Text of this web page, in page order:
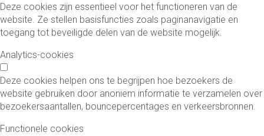
Deze cookies zijn essentieel voor het functioneren van de
website. Ze stellen basisfuncties zoals paginanavigatie en
toegang tot beveiligde delen van de website mogelijk.
Analytics-cookies
Deze cookies helpen ons te begrijpen hoe bezoekers de
website gebruiken door anoniem informatie te verzamelen over
bezoekersaantallen, bouncepercentages en verkeersbronnen.
Functionele cookies